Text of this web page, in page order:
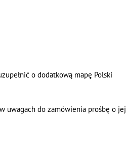
o dodatkową mapę Polski
uwagach do zamówienia prośbę o jej